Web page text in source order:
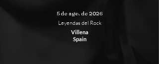
5 de ago. de 2026
Leyendas del Rock
Villena
Spain